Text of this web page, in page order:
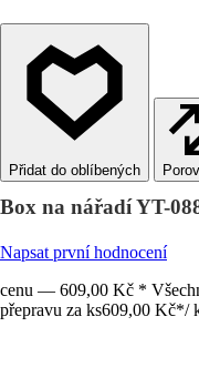
Box na nářadí YT-
Napsat první hodnocení
cenu — 609,00 Kč *
přepravu za ks609,00 Kč*/